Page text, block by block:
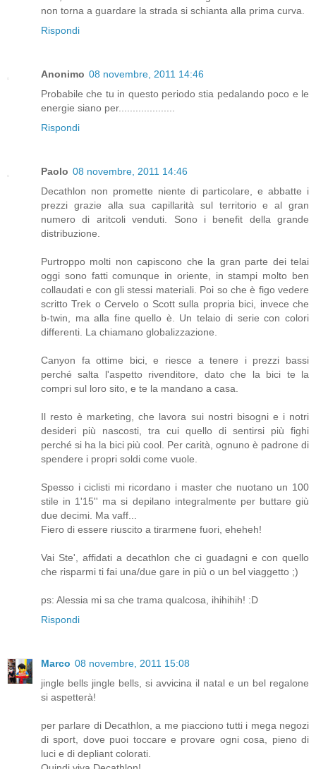
non torna a guardare la strada si schianta alla prima curva.
Rispondi
Anonimo 08 novembre, 2011 14:46
Probabile che tu in questo periodo stia pedalando poco e le
energie siano per....................
Rispondi
Paolo 08 novembre, 2011 14:46
Decathlon non promette niente di particolare, e abbatte i
prezzi grazie alla sua capillarità sul territorio e al gran
numero di aritcoli venduti. Sono i benefit della grande
distribuzione.
Purtroppo molti non capiscono che la gran parte dei telai
oggi sono fatti comunque in oriente, in stampi molto ben
collaudati e con gli stessi materiali. Poi so che è figo vedere
scritto Trek o Cervelo o Scott sulla propria bici, invece che
b-twin, ma alla fine quello è. Un telaio di serie con colori
differenti. La chiamano globalizzazione.
Canyon fa ottime bici, e riesce a tenere i prezzi bassi
perché salta l'aspetto rivenditore, dato che la bici te la
compri sul loro sito, e te la mandano a casa.
Il resto è marketing, che lavora sui nostri bisogni e i notri
desideri più nascosti, tra cui quello di sentirsi più fighi
perché si ha la bici più cool. Per carità, ognuno è padrone di
spendere i propri soldi come vuole.
Spesso i ciclisti mi ricordano i master che nuotano un 100
stile in 1'15'' ma si depilano integralmente per buttare giù
due decimi. Ma vaff...
Fiero di essere riuscito a tirarmene fuori, eheheh!
Vai Ste', affidati a decathlon che ci guadagni e con quello
che risparmi ti fai una/due gare in più o un bel viaggetto ;)
ps: Alessia mi sa che trama qualcosa, ihihihih! :D
Rispondi
Marco 08 novembre, 2011 15:08
jingle bells jingle bells, si avvicina il natal e un bel regalone
si aspetterà!
per parlare di Decathlon, a me piacciono tutti i mega negozi
di sport, dove puoi toccare e provare ogni cosa, pieno di
luci e di depliant colorati.